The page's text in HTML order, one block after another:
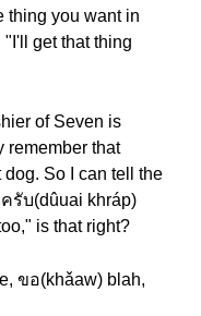
thing you want in
get that thing
of Seven is
remember that
So I can tell the
รับ(dûuai khráp)
is that right?
ขอ(khǎaw) blah,